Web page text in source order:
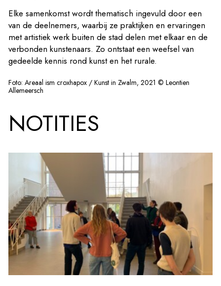
Elke samenkomst wordt thematisch ingevuld door een
van de deelnemers, waarbij ze praktijken en ervaringen
met artistiek werk buiten de stad delen met elkaar en de
verbonden kunstenaars. Zo ontstaat een weefsel van
gedeelde kennis rond kunst en het rurale.
Foto: Areaal ism croxhapox / Kunst in Zwalm, 2021 © Leontien
Allemeersch
NOTITIES